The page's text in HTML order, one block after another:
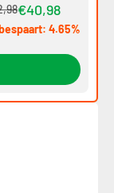
€40,98
4.65%